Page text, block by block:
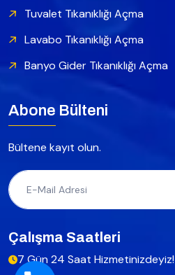
Tuvalet Tıkanıklığı Açma
Lavabo Tıkanıklığı Açma
Banyo Gider Tıkanıklığı Açma
Abone Bülteni
Bültene kayıt olun.
Çalışma Saatleri
7 Gün 24 Saat Hizmetinizdeyiz!